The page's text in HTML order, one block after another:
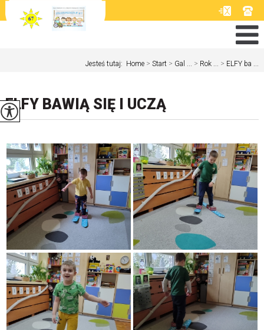
Jesteś tutaj: Home > Start > Gal ... > Rok ... > ELFY ba ...
ELFY BAWIĄ SIĘ I UCZĄ